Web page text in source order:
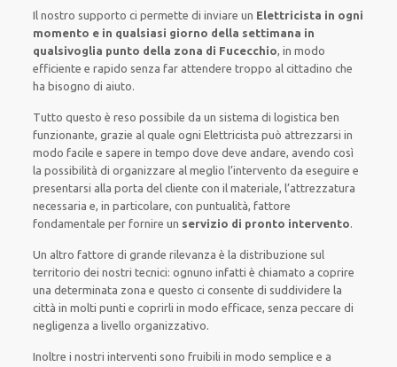
Il nostro supporto ci permette di inviare un Elettricista in ogni
momento e in qualsiasi giorno della settimana in
qualsivoglia punto della zona di Fucecchio, in modo
efficiente e rapido senza far attendere troppo al cittadino che
ha bisogno di aiuto.
Tutto questo è reso possibile da un sistema di logistica ben
funzionante, grazie al quale ogni Elettricista può attrezzarsi in
modo facile e sapere in tempo dove deve andare, avendo così
la possibilità di organizzare al meglio l’intervento da eseguire e
presentarsi alla porta del cliente con il materiale, l’attrezzatura
necessaria e, in particolare, con puntualità, fattore
fondamentale per fornire un servizio di pronto intervento.
Un altro fattore di grande rilevanza è la distribuzione sul
territorio dei nostri tecnici: ognuno infatti è chiamato a coprire
una determinata zona e questo ci consente di suddividere la
città in molti punti e coprirli in modo efficace, senza peccare di
negligenza a livello organizzativo.
Inoltre i nostri interventi sono fruibili in modo semplice e a